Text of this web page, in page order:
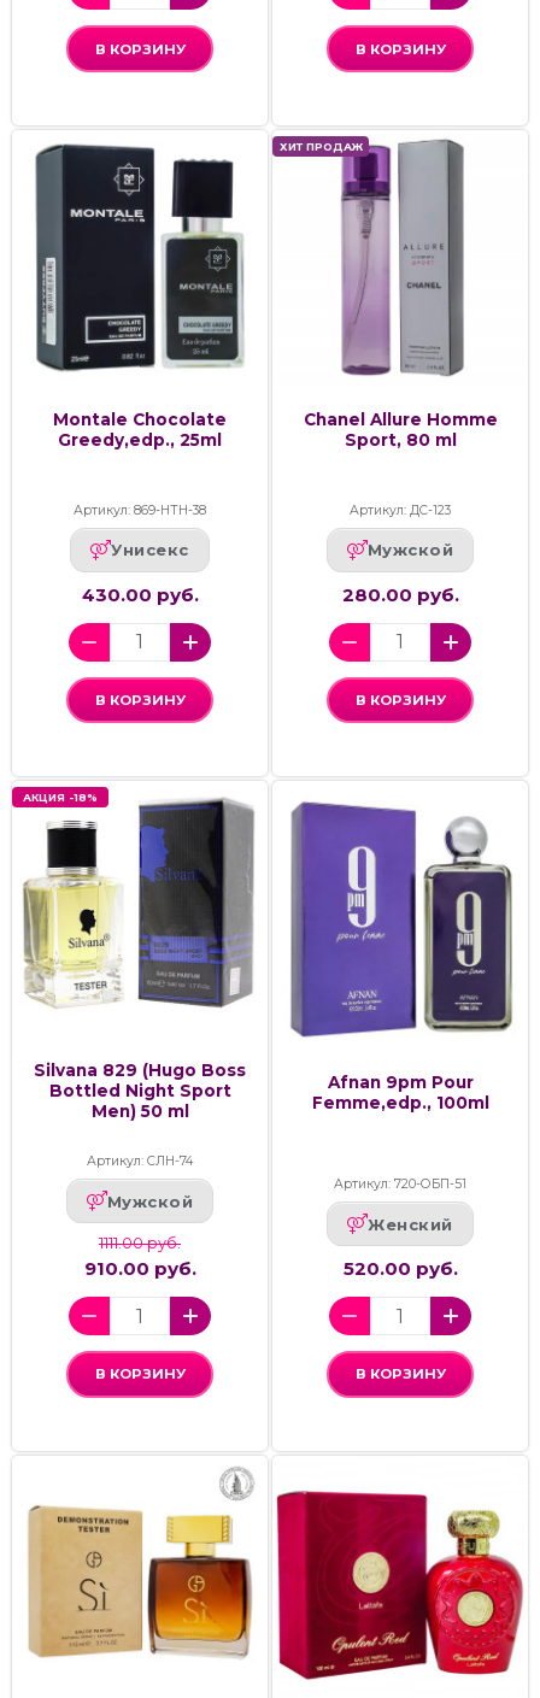
В КОРЗИНУ В КОРЗИНУ
Montale Chocolate
Greedy,edp., 25ml
Артикул: 869-НТН-38
Унисекс
430.00 руб.
В КОРЗИНУ
ХИТ ПРОДАЖ
Chanel Allure Homme
Sport, 80 ml
Артикул: ДС-123
Мужской
280.00 руб.
В КОРЗИНУ
АКЦИЯ -18%
Silvana 829 (Hugo Boss
Bottled Night Sport
Men) 50 ml
Артикул: СЛН-74
Мужской
1111.00 руб.
910.00 руб.
В КОРЗИНУ
Afnan 9pm Pour
Femme,edp., 100ml
Артикул: 720-ОБП-51
Женский
520.00 руб.
В КОРЗИНУ